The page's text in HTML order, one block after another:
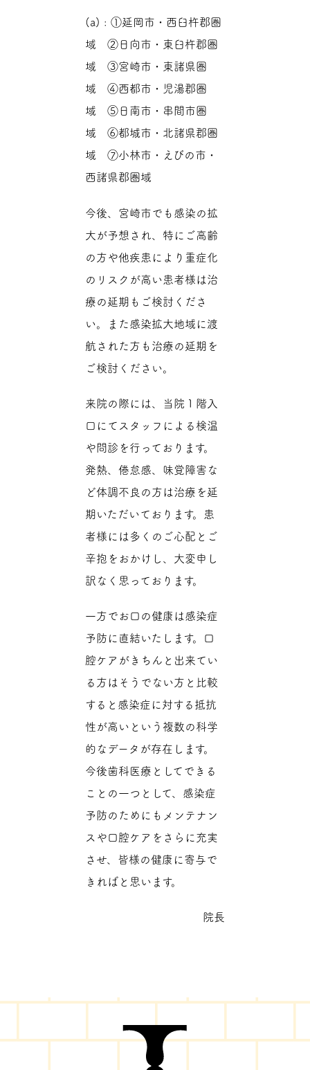
(a) : ①延岡市・西臼杵郡圏
域 ②日向市・東臼杵郡圏
域 ③宮崎市・東諸県圏
域 ④西都市・児湯郡圏
域 ⑤日南市・串間市圏
域 ⑥都城市・北諸県郡圏
域 ⑦小林市・えびの市・
西諸県郡圏域
今後、宮崎市でも感染の拡
大が予想され、特にご高齢
の方や他疾患により重症化
のリスクが高い患者様は治
療の延期もご検討くださ
い。また感染拡大地域に渡
航された方も治療の延期を
ご検討ください。
来院の際には、当院１階入
口にてスタッフによる検温
や問診を行っております。
発熱、倦怠感、味覚障害な
ど体調不良の方は治療を延
期いただいております。患
者様には多くのご心配とご
辛抱をおかけし、大変申し
訳なく思っております。
一方でお口の健康は感染症
予防に直結いたします。口
腔ケアがきちんと出来てい
る方はそうでない方と比較
すると感染症に対する抵抗
性が高いという複数の科学
的なデータが存在します。
今後歯科医療としてできる
ことの一つとして、感染症
予防のためにもメンテナン
スや口腔ケアをさらに充実
させ、皆様の健康に寄与で
きればと思います。
院長